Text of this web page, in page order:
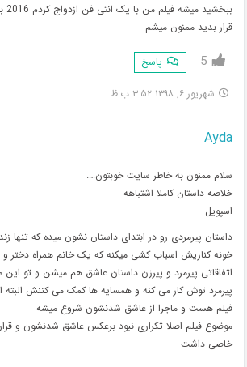
قرار بدید ممنون میشم
5 پاسخ
شهریور ۶, ۱۳۹۸ ۳:۵۲ ب.ظ
Ayda
سلام ممنون به خاطر سایت خوبتون….
خلاصه داستان کاملا اشتباهه
اسپویل
داستان پیرمردی رو در ابتدای داستان نشون میده که تنها
خونه کناریش اسباب کشی میکنه که یک خانم همراه
اتفاقاتی پیرمرد و پیرزن داستان عاشق هم میشن و تو
پیرمرد توش کار می کنه و همسایه ها کمک می کننش
فیلم هست و ماجرا از عاشق شدنشون شروع میشه
موضوع فیلم اصلا تکراری نبود برعکس عاشق شدنشون و
خاصی داشت